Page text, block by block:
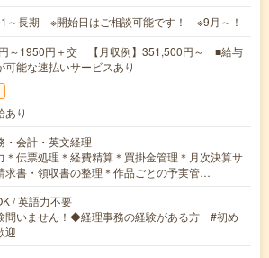
～長期 ※開始日はご相談可能です！ ※9月～！
～1950円＋交 【月収例】351,500円～ ■給与
可能な速払いサービスあり
あり
・会計・英文経理
＊伝票処理＊経費精算＊買掛金管理＊月次決算サ
求書・領収書の整理＊作品ごとの予実管…
/ 英語力不要
問いません！◆経理事務の経験がある方 #初め
迎